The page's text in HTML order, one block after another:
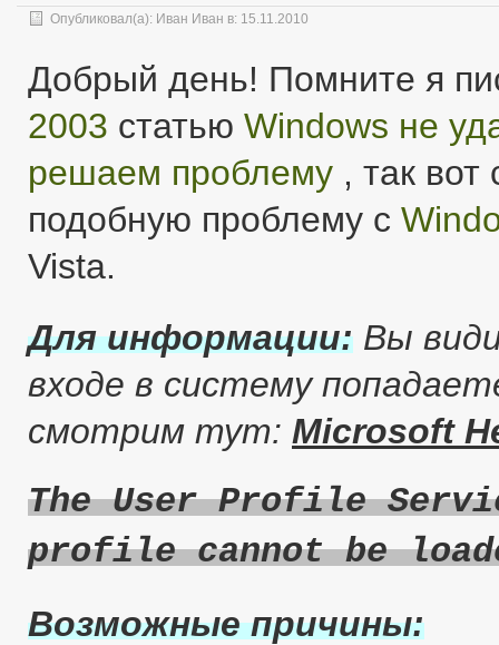
Опубликовал(а): Иван Иван в: 15.11.2010
Добрый день! Помните я
2003 статью Windows не
решаем проблему , так
подобную проблему с
Vista.
Для информации: Вы
входе в систему
смотрим тут: Microsoft
The User Profile
profile cannot be
Возможные причины: